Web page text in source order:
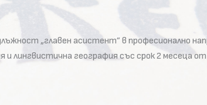
„главен асистент” в професионално
и лингвистична география със срок 2 месеца